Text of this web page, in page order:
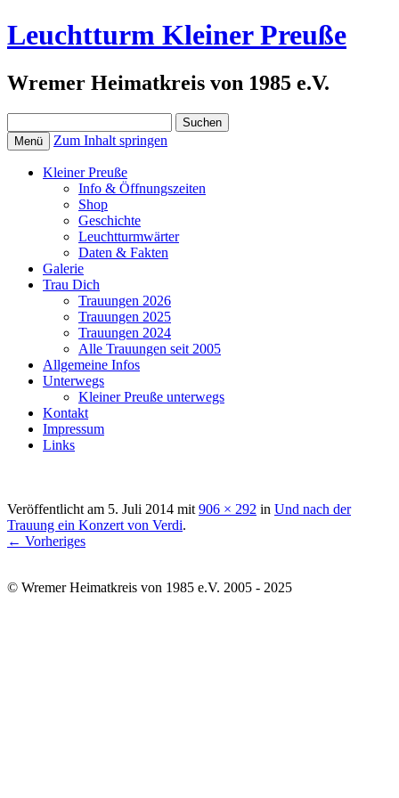
Leuchtturm Kleiner Preuße
Wremer Heimatkreis von 1985 e.V.
nach:
Menü Zum Inhalt springen
Kleiner Preuße
Info & Öffnungszeiten
Shop
Geschichte
Leuchtturmwärter
Daten & Fakten
Galerie
Trau Dich
Trauungen 2026
Trauungen 2025
Trauungen 2024
Alle Trauungen seit 2005
Allgemeine Infos
Unterwegs
Kleiner Preuße unterwegs
Kontakt
Impressum
Links
Veröffentlicht am 5. Juli 2014 mit 906 × 292 in Und nach der
Trauung ein Konzert von Verdi.
← Vorheriges
© Wremer Heimatkreis von 1985 e.V. 2005 - 2025